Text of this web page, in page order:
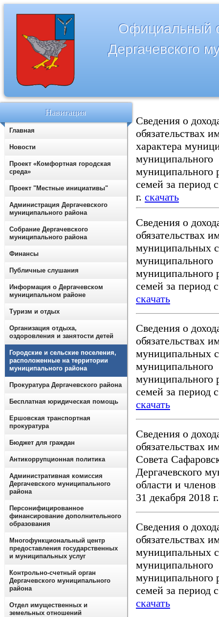
Официальный
Дергачевского
Сведения о
обязательствах
характера
муниципального
муниципального
семей за период
г. скачать
Сведения о
обязательствах
муниципальных
муниципального
муниципального
семей за период
скачать
Сведения о
обязательствах
муниципальных
муниципального
муниципального
семей за период
скачать
Сведения о
обязательствах
Совета
Дергачевского
области и
31 декабря 2018
Сведения о
обязательствах
муниципальных
муниципального
муниципального
семей за период
скачать
Навигация
Главная
Новости
Проект «Комфортная городская
среда»
Проект "Местные инициативы"
Администрация Дергачевского
муниципального района
Собрание Дергачевского
муниципального района
Финансы
Публичные слушания
Информация о Дергачевском
муниципальном районе
Туризм и отдых
Организация отдыха,
оздоровления и занятости детей
Городские и сельские поселения,
расположенные на территории
муниципального района
Прокуратура Дергачевского района
Бесплатная юридическая помощь
Ершовская транспортная
прокуратура
Бюджет для граждан
Антикоррупционная политика
Административная комиссия
Дергачевского муниципального
района
Персонифицированное
финансирование дополнительного
образования
Многофункциональный центр
предоставления государственных
и муниципальных услуг
Контрольно-счетный орган
Дергачевского муниципального
района
Отдел имущественных и
земельных отношений